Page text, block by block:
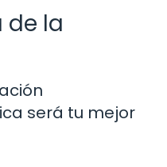
de la
será tu mejor